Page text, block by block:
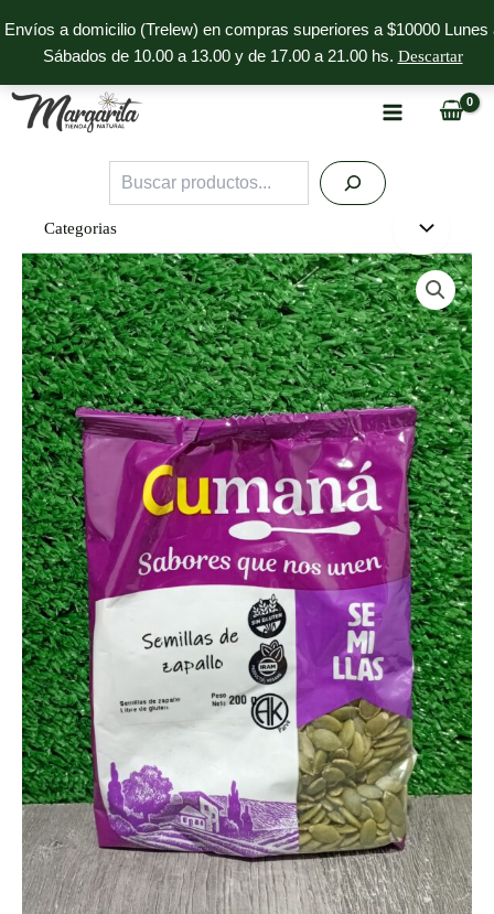
Envíos a domicilio (Trelew) en compras superiores a $10000 Lunes
Sábados de 10.00 a 13.00 y de 17.00 a 21.00 hs. Descartar
al
contenido
Buscar
Categorias
Semillas
de
Zapallo
x
200g
Cumaná
cantidad